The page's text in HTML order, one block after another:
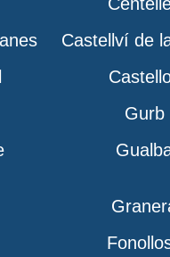
Castellví de
Gurb